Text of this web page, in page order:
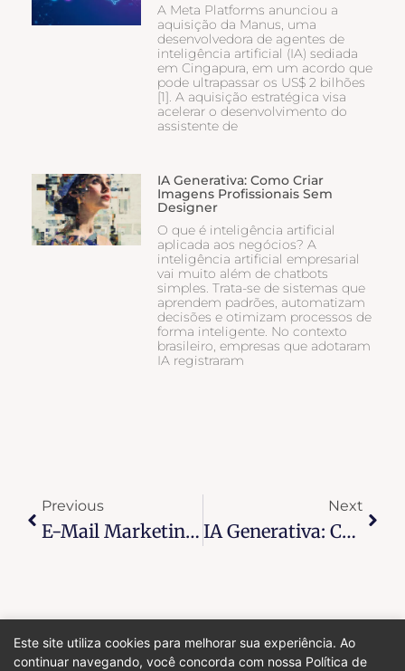
A Meta Platforms anunciou a
aquisição da Manus, uma
desenvolvedora de agentes de
inteligência artificial (IA) sediada
em Cingapura, em um acordo que
pode ultrapassar os US$ 2 bilhões
[1]. A aquisição estratégica visa
acelerar o desenvolvimento do
assistente de
IA Generativa: Como Criar
Imagens Profissionais Sem
Designer
O que é inteligência artificial
aplicada aos negócios? A
inteligência artificial empresarial
vai muito além de chatbots
simples. Trata-se de sistemas que
aprendem padrões, automatizam
decisões e otimizam processos de
forma inteligente. No contexto
brasileiro, empresas que adotaram
IA registraram
Previous
E-Mail Marketing Em 2025: Estratégias Que Convertem
Next
IA Generativa: Como Criar Imagens Profissionais Sem Designer
Este site utiliza cookies para melhorar sua experiência. Ao
continuar navegando, você concorda com nossa Política de